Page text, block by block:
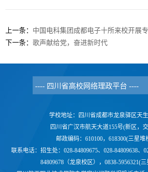
上一条： 中国电科集团成都电子十所来校开展
下一条：歌声献给党，奋进新时代
学校地址：四川省成都市龙泉驿区天
四川省广汉市航天大道155号(新区，
邮政编码：610100，618300(三星堆
联系电话： 招生处：028-84809675、028-84809638、
84809678（龙泉校区），0838-5956321(三